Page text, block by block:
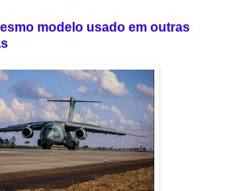
modelo usado em outras